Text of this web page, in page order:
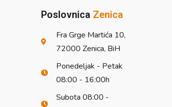
Poslovnica Zenica
Fra Grge Martića 10,
72000 Zenica, BiH
Ponedeljak - Petak
08:00 - 16:00h
Subota 08:00 -